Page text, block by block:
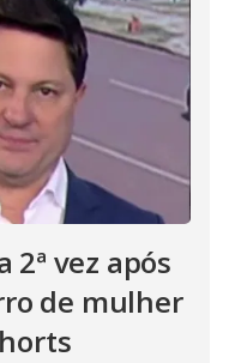
2ª vez após
de mulher